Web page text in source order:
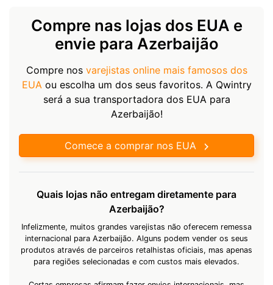
Compre nas lojas dos EUA e
envie para Azerbaijão
Compre nos varejistas online mais famosos dos
EUAou escolha um dos seus favoritos. A Qwintry
será a sua transportadora dos EUA para
Azerbaijão!
Comece a comprar nos EUA
Quais lojas não entregam diretamente para
Azerbaijão?
Infelizmente, muitos grandes varejistas não oferecem remessa
internacional para Azerbaijão. Alguns podem vender os seus
produtos através de parceiros retalhistas oficiais, mas apenas
para regiões selecionadas e com custos mais elevados.